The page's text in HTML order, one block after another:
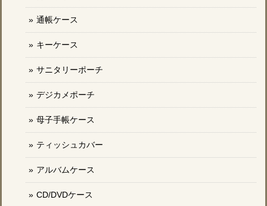
通帳ケース
キーケース
サニタリーポーチ
デジカメポーチ
母子手帳ケース
ティッシュカバー
アルバムケース
CD/DVDケース